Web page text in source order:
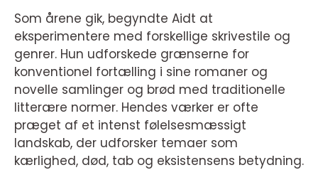
Som årene gik, begyndte Aidt at
eksperimentere med forskellige skrivestile og
genrer. Hun udforskede grænserne for
konventionel fortælling i sine romaner og
novelle samlinger og brød med traditionelle
litterære normer. Hendes værker er ofte
præget af et intenst følelsesmæssigt
landskab, der udforsker temaer som
kærlighed, død, tab og eksistensens betydning.